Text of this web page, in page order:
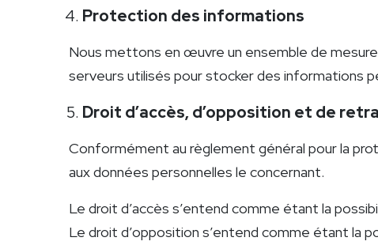
Protection des informations
Nous mettons en œuvre un ensemble de
serveurs utilisés pour stocker des informations
Droit d’accès, d’opposition et de
Conformément au règlement général pour la
aux données personnelles le concernant.
Le droit d’accès s’entend comme étant la
Le droit d’opposition s’entend comme étant la